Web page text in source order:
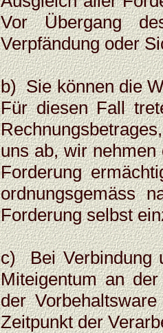
Vor Übergang
Verpfändung oder
b) Sie können die
Für diesen Fall
uns ab, wir
Forderung
ordnungsgemäss
Forderung selbst
c) Bei Verbindung
Miteigentum an
der
Zeitpunkt der